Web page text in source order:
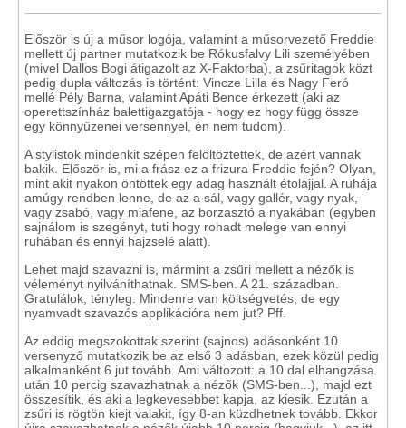
Először is új a műsor logója, valamint a műsorvezető Freddie
mellett új partner mutatkozik be Rókusfalvy Lili személyében
(mivel Dallos Bogi átigazolt az X-Faktorba), a zsűritagok közt
pedig dupla változás is történt: Vincze Lilla és Nagy Feró
mellé Pély Barna, valamint Apáti Bence érkezett (aki az
operettszínház balettigazgatója - hogy ez hogy függ össze
egy könnyűzenei versennyel, én nem tudom).
A stylistok mindenkit szépen felöltöztettek, de azért vannak
bakik. Először is, mi a frász ez a frizura Freddie fején? Olyan,
mint akit nyakon öntöttek egy adag használt étolajjal. A ruhája
amúgy rendben lenne, de az a sál, vagy gallér, vagy nyak,
vagy zsabó, vagy miafene, az borzasztó a nyakában (egyben
sajnálom is szegényt, tuti hogy rohadt melege van ennyi
ruhában és ennyi hajzselé alatt).
Lehet majd szavazni is, mármint a zsűri mellett a nézők is
véleményt nyilváníthatnak. SMS-ben. A 21. században.
Gratulálok, tényleg. Mindenre van költségvetés, de egy
nyamvadt szavazós applikációra nem jut? Pff.
Az eddig megszokottak szerint (sajnos) adásonként 10
versenyző mutatkozik be az első 3 adásban, ezek közül pedig
alkalmanként 6 jut tovább. Ami változott: a 10 dal elhangzása
után 10 percig szavazhatnak a nézők (SMS-ben...), majd ezt
összesítik, és aki a legkevesebbet kapja, az kiesik. Ezután a
zsűri is rögtön kiejt valakit, így 8-an küzdhetnek tovább. Ekkor